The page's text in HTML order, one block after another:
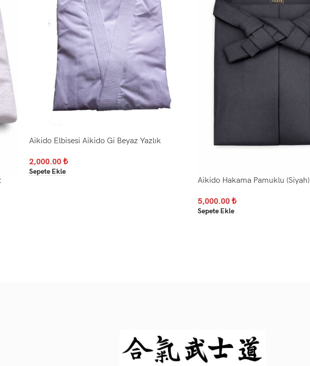
Aikido Elbisesi Aikido Gi Beyaz Yazlık
2,000.00 ₺
Sepete Ekle
Aikido Hakama Pamuklu (Siyah)
5,000.00 ₺
Sepete Ekle